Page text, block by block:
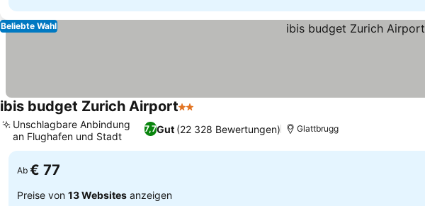
Beliebte Wahl
ibis budget Zurich Airport2 Sterne
7,7Gut (22 328 Bewertungen)
Unschlagbare Anbindung
an Flughafen und Stadt
Glattbrugg
Ab € 77
Preise von 13 Websites anzeigen